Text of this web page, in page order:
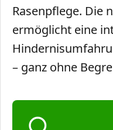
Rasenpflege. Die
ermöglicht eine
– ganz ohne